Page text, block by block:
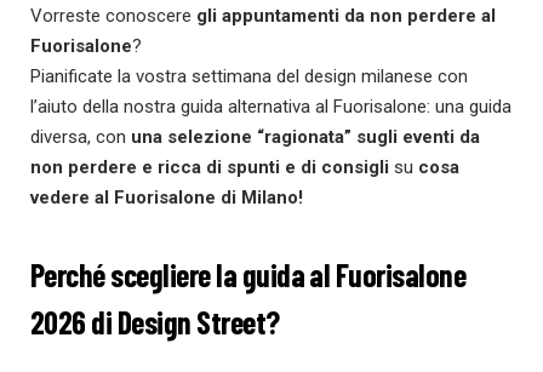
Vorreste conoscere gli appuntamenti da non perdere al
Fuorisalone?
Pianificate la vostra settimana del design milanese con
l’aiuto della nostra guida alternativa al Fuorisalone: una guida
diversa, con una selezione “ragionata” sugli eventi da
non perdere e ricca di spunti e di consigli su cosa
vedere al Fuorisalone di Milano!
Perché scegliere la guida al Fuorisalone
2026 di Design Street?